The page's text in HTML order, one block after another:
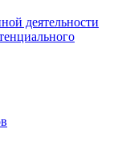
деятельности